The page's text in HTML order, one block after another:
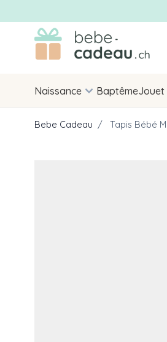
Allez au contenu
Naissance BaptêmeJouet
Bebe Cadeau / Tapis Bébé